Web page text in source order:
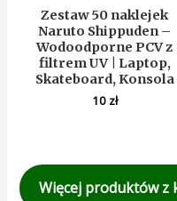
Zestaw 50 naklejek
Naruto Shippuden –
Wodoodporne PCV z
filtrem UV | Laptop,
Skateboard, Konsola
10 zł
Więcej produktów z